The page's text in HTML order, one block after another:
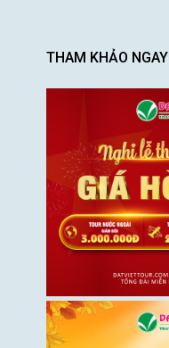
THAM KHẢO NGAY